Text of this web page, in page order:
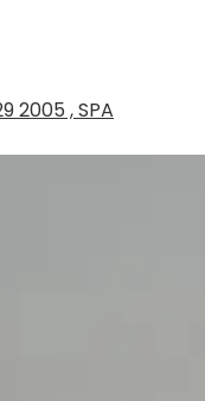
2005 , SPA